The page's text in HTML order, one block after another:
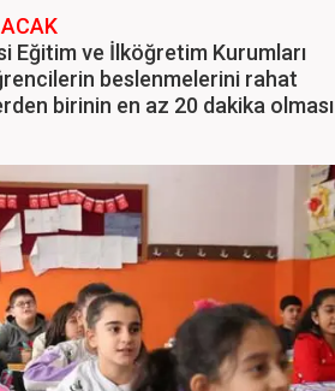
Eğitim ve İlköğretim Kurumları
beslenmelerini rahat
birinin en az 20 dakika olması